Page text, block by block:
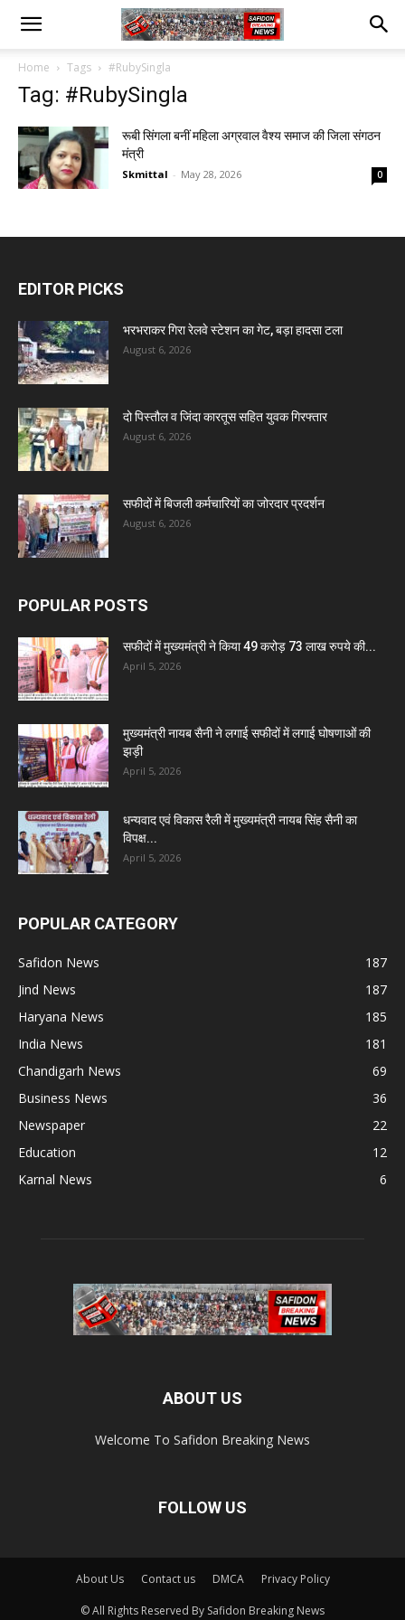
Home Tags #RubySingla
Tag: #RubySingla
रूबी सिंगला बनीं महिला अग्रवाल वैश्य समाज की जिला संगठन
मंत्री
Skmittal - May 28, 2026 0
EDITOR PICKS
भरभराकर गिरा रेलवे स्टेशन का गेट, बड़ा हादसा टला
August 6, 2026
दो पिस्तौल व जिंदा कारतूस सहित युवक गिरफ्तार
August 6, 2026
सफीदों में बिजली कर्मचारियों का जोरदार प्रदर्शन
August 6, 2026
POPULAR POSTS
सफीदों में मुख्यमंत्री ने किया 49 करोड़ 73 लाख रुपये की...
April 5, 2026
मुख्यमंत्री नायब सैनी ने लगाई सफीदों में लगाई घोषणाओं की
झड़ी
April 5, 2026
धन्यवाद एवं विकास रैली में मुख्यमंत्री नायब सिंह सैनी का
विपक्ष...
April 5, 2026
POPULAR CATEGORY
Safidon News
187
Jind News
187
Haryana News
185
India News
181
Chandigarh News
69
Business News
36
Newspaper
22
Education
12
Karnal News
6
ABOUT US
Welcome To Safidon Breaking News
FOLLOW US
About Us Contact us DMCA Privacy Policy
© All Rights Reserved By Safidon Breaking News